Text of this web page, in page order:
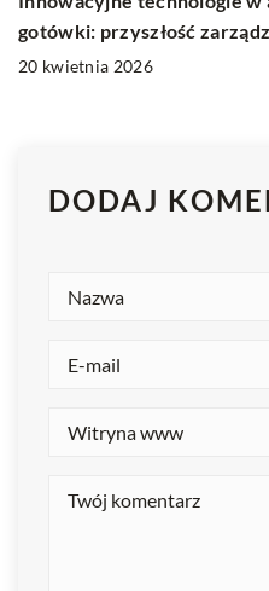
gotówki: przyszłość
20 kwietnia 2026
DODAJ